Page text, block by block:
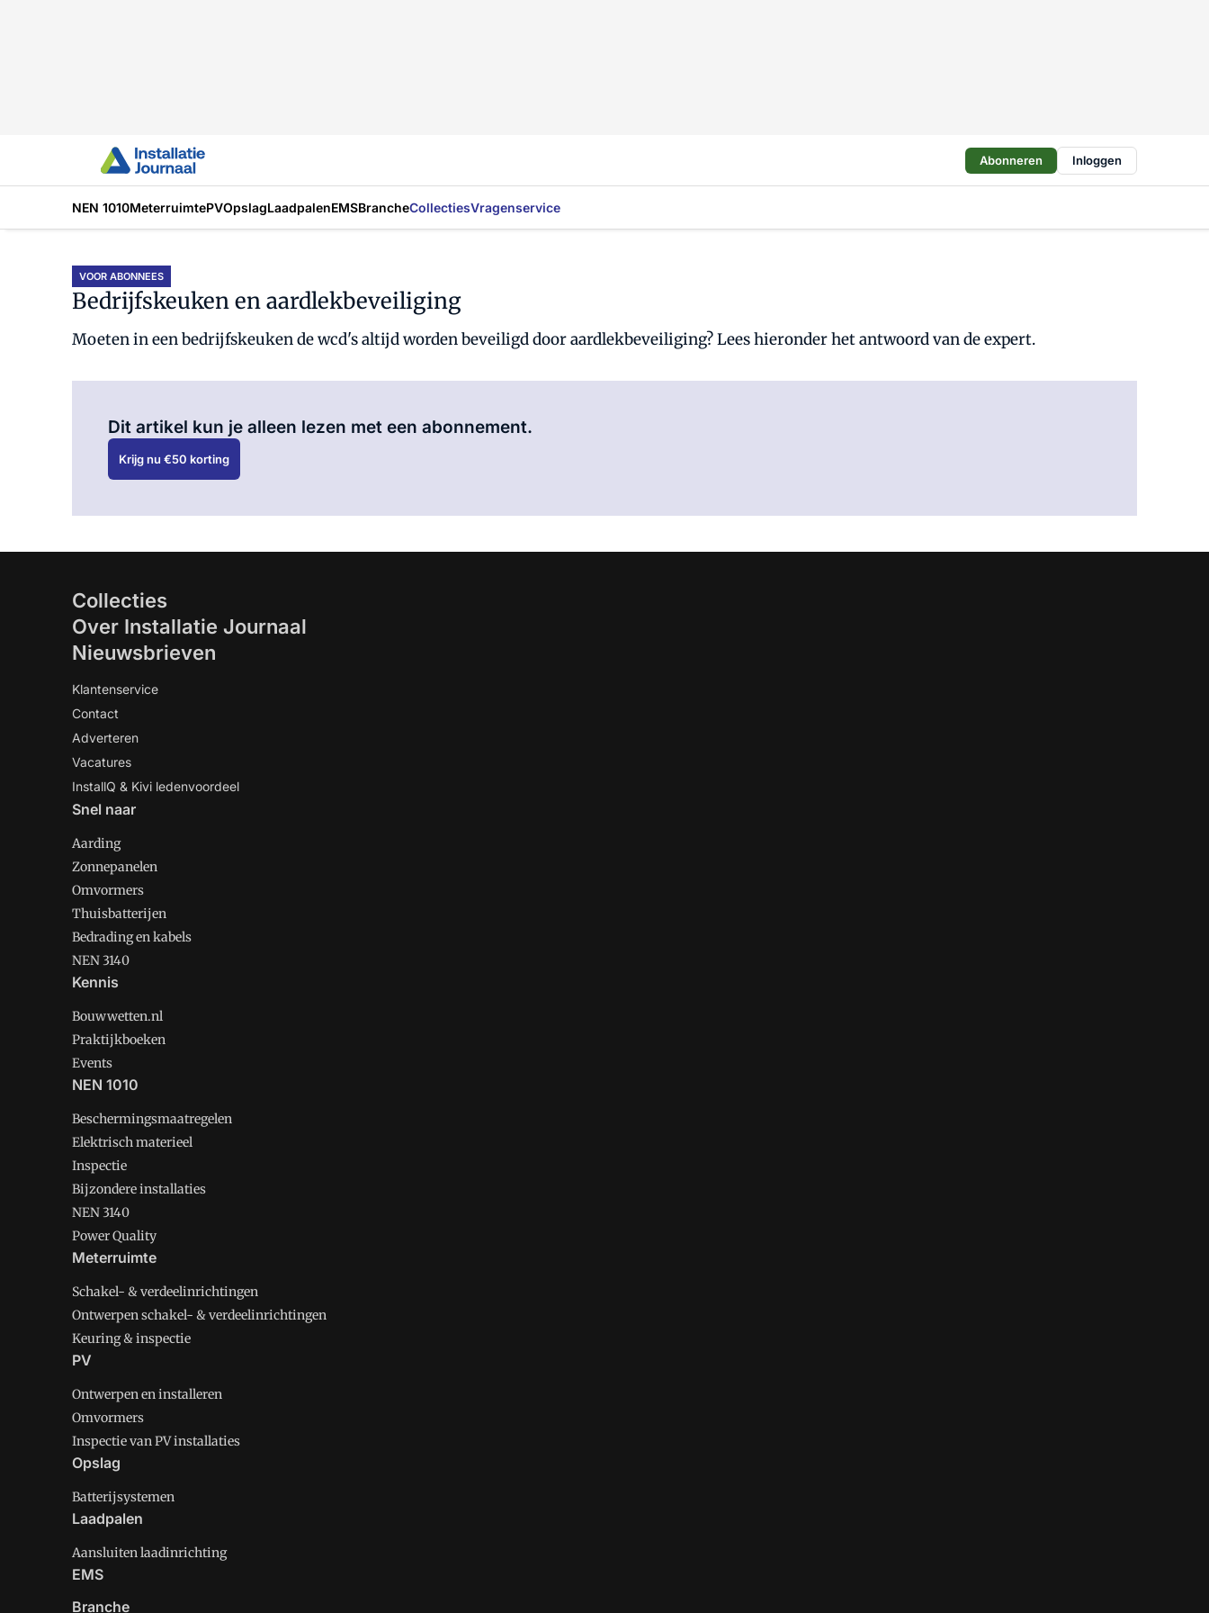
Abonneren Inloggen
NEN 1010MeterruimtePVOpslagLaadpalenEMSBrancheCollectiesVragenservice
VOOR ABONNEES
Bedrijfskeuken en aardlekbeveiliging
Moeten in een bedrijfskeuken de wcd's altijd worden beveiligd door aardlekbeveiliging? Lees hieronder het antwoord van de expert.
Dit artikel kun je alleen lezen met een abonnement.
Krijg nu €50 korting
Collecties
Over Installatie Journaal
Nieuwsbrieven
Klantenservice
Contact
Adverteren
Vacatures
InstallQ & Kivi ledenvoordeel
Snel naar
Aarding
Zonnepanelen
Omvormers
Thuisbatterijen
Bedrading en kabels
NEN 3140
Kennis
Bouwwetten.nl
Praktijkboeken
Events
NEN 1010
Beschermingsmaatregelen
Elektrisch materieel
Inspectie
Bijzondere installaties
NEN 3140
Power Quality
Meterruimte
Schakel- & verdeelinrichtingen
Ontwerpen schakel- & verdeelinrichtingen
Keuring & inspectie
PV
Ontwerpen en installeren
Omvormers
Inspectie van PV installaties
Opslag
Batterijsystemen
Laadpalen
Aansluiten laadinrichting
EMS
Branche